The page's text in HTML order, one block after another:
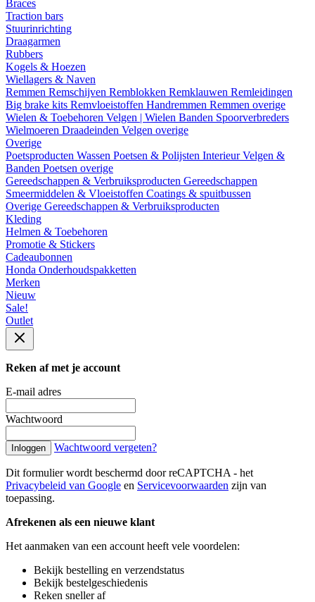
Braces
Traction bars
Stuurinrichting
Draagarmen
Rubbers
Kogels & Hoezen
Wiellagers & Naven
Remmen Remschijven Remblokken Remklauwen Remleidingen
Big brake kits Remvloeistoffen Handremmen Remmen overige
Wielen & Toebehoren Velgen | Wielen Banden Spoorverbreders
Wielmoeren Draadeinden Velgen overige
Overige
Poetsproducten Wassen Poetsen & Polijsten InterieurVelgen &
Banden Poetsen overige
Gereedschappen & Verbruiksproducten Gereedschappen
Smeermiddelen & Vloeistoffen Coatings & spuitbussen
Overige Gereedschappen & Verbruiksproducten
Kleding
Helmen & Toebehoren
Promotie & Stickers
Cadeaubonnen
Honda Onderhoudspakketten
Merken
Nieuw
Sale!
Outlet
Reken af met je account
E-mail adres
Wachtwoord
Inloggen Wachtwoord vergeten?
Dit formulier wordt beschermd door reCAPTCHA - het
Privacybeleid van Google en Servicevoorwaarden zijn van
toepassing.
Afrekenen als een nieuwe klant
Het aanmaken van een account heeft vele voordelen:
Bekijk bestelling en verzendstatus
Bekijk bestelgeschiedenis
Reken sneller af